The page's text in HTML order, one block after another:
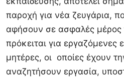
‬παροχή‭ ‬για‭ ‬νέα‭ ‬ζευγάρια,‭
‬αφήσουν‭ ‬σε‭ ‬ασφαλές‭ ‬μέρος‭
‬πρόκειται‭ ‬για‭ ‬εργαζόμενες‭
‬μητέρες,‭ ‬οι‭ ‬οποίες‭ ‬έχουν‭
‬αναζητήσουν‭ ‬εργασία,‭